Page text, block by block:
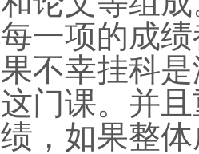
一项的成
不幸挂科
门课。并
，如果整